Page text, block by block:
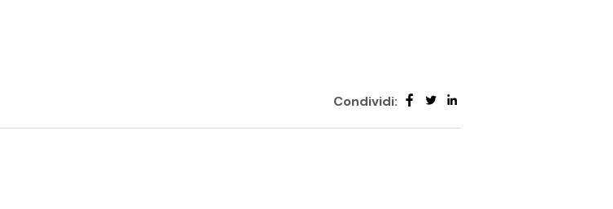
Condividi: